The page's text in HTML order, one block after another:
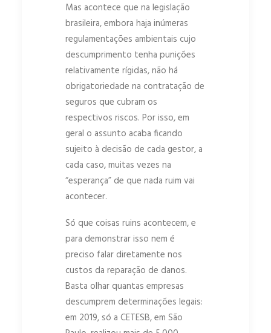
Mas acontece que na legislação
brasileira, embora haja inúmeras
regulamentações ambientais cujo
descumprimento tenha punições
relativamente rígidas, não há
obrigatoriedade na contratação de
seguros que cubram os
respectivos riscos. Por isso, em
geral o assunto acaba ficando
sujeito à decisão de cada gestor, a
cada caso, muitas vezes na
“esperança” de que nada ruim vai
acontecer.
Só que coisas ruins acontecem, e
para demonstrar isso nem é
preciso falar diretamente nos
custos da reparação de danos.
Basta olhar quantas empresas
descumprem determinações legais:
em 2019, só a CETESB, em São